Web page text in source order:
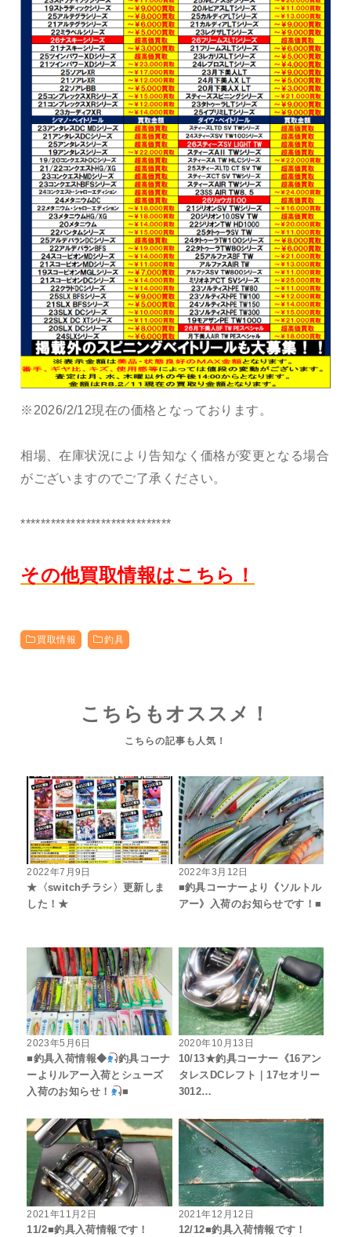
※2026/2/12現在の価格となっております。
相場、在庫状況により告知なく価格が変更となる場合
がございますのでご了承ください。
******************************
その他買取情報はこちら！
買取情報 釣具
こちらもオススメ！
2022年7月9日
★〈switchチラシ〉更新しま
した！★
2022年3月12日
■釣具コーナーより《ソルトル
アー》入荷のお知らせです！■
2023年5月6日
■釣具入荷情報◆
釣具コーナ
ーよりルアー入荷とシューズ
入荷のお知らせ！
■
2020年10月13日
10/13★釣具コーナー《16アン
タレスDCレフト｜17セオリー
3012…
2021年11月2日
11/2■釣具入荷情報です！
2021年12月12日
12/12■釣具入荷情報です！